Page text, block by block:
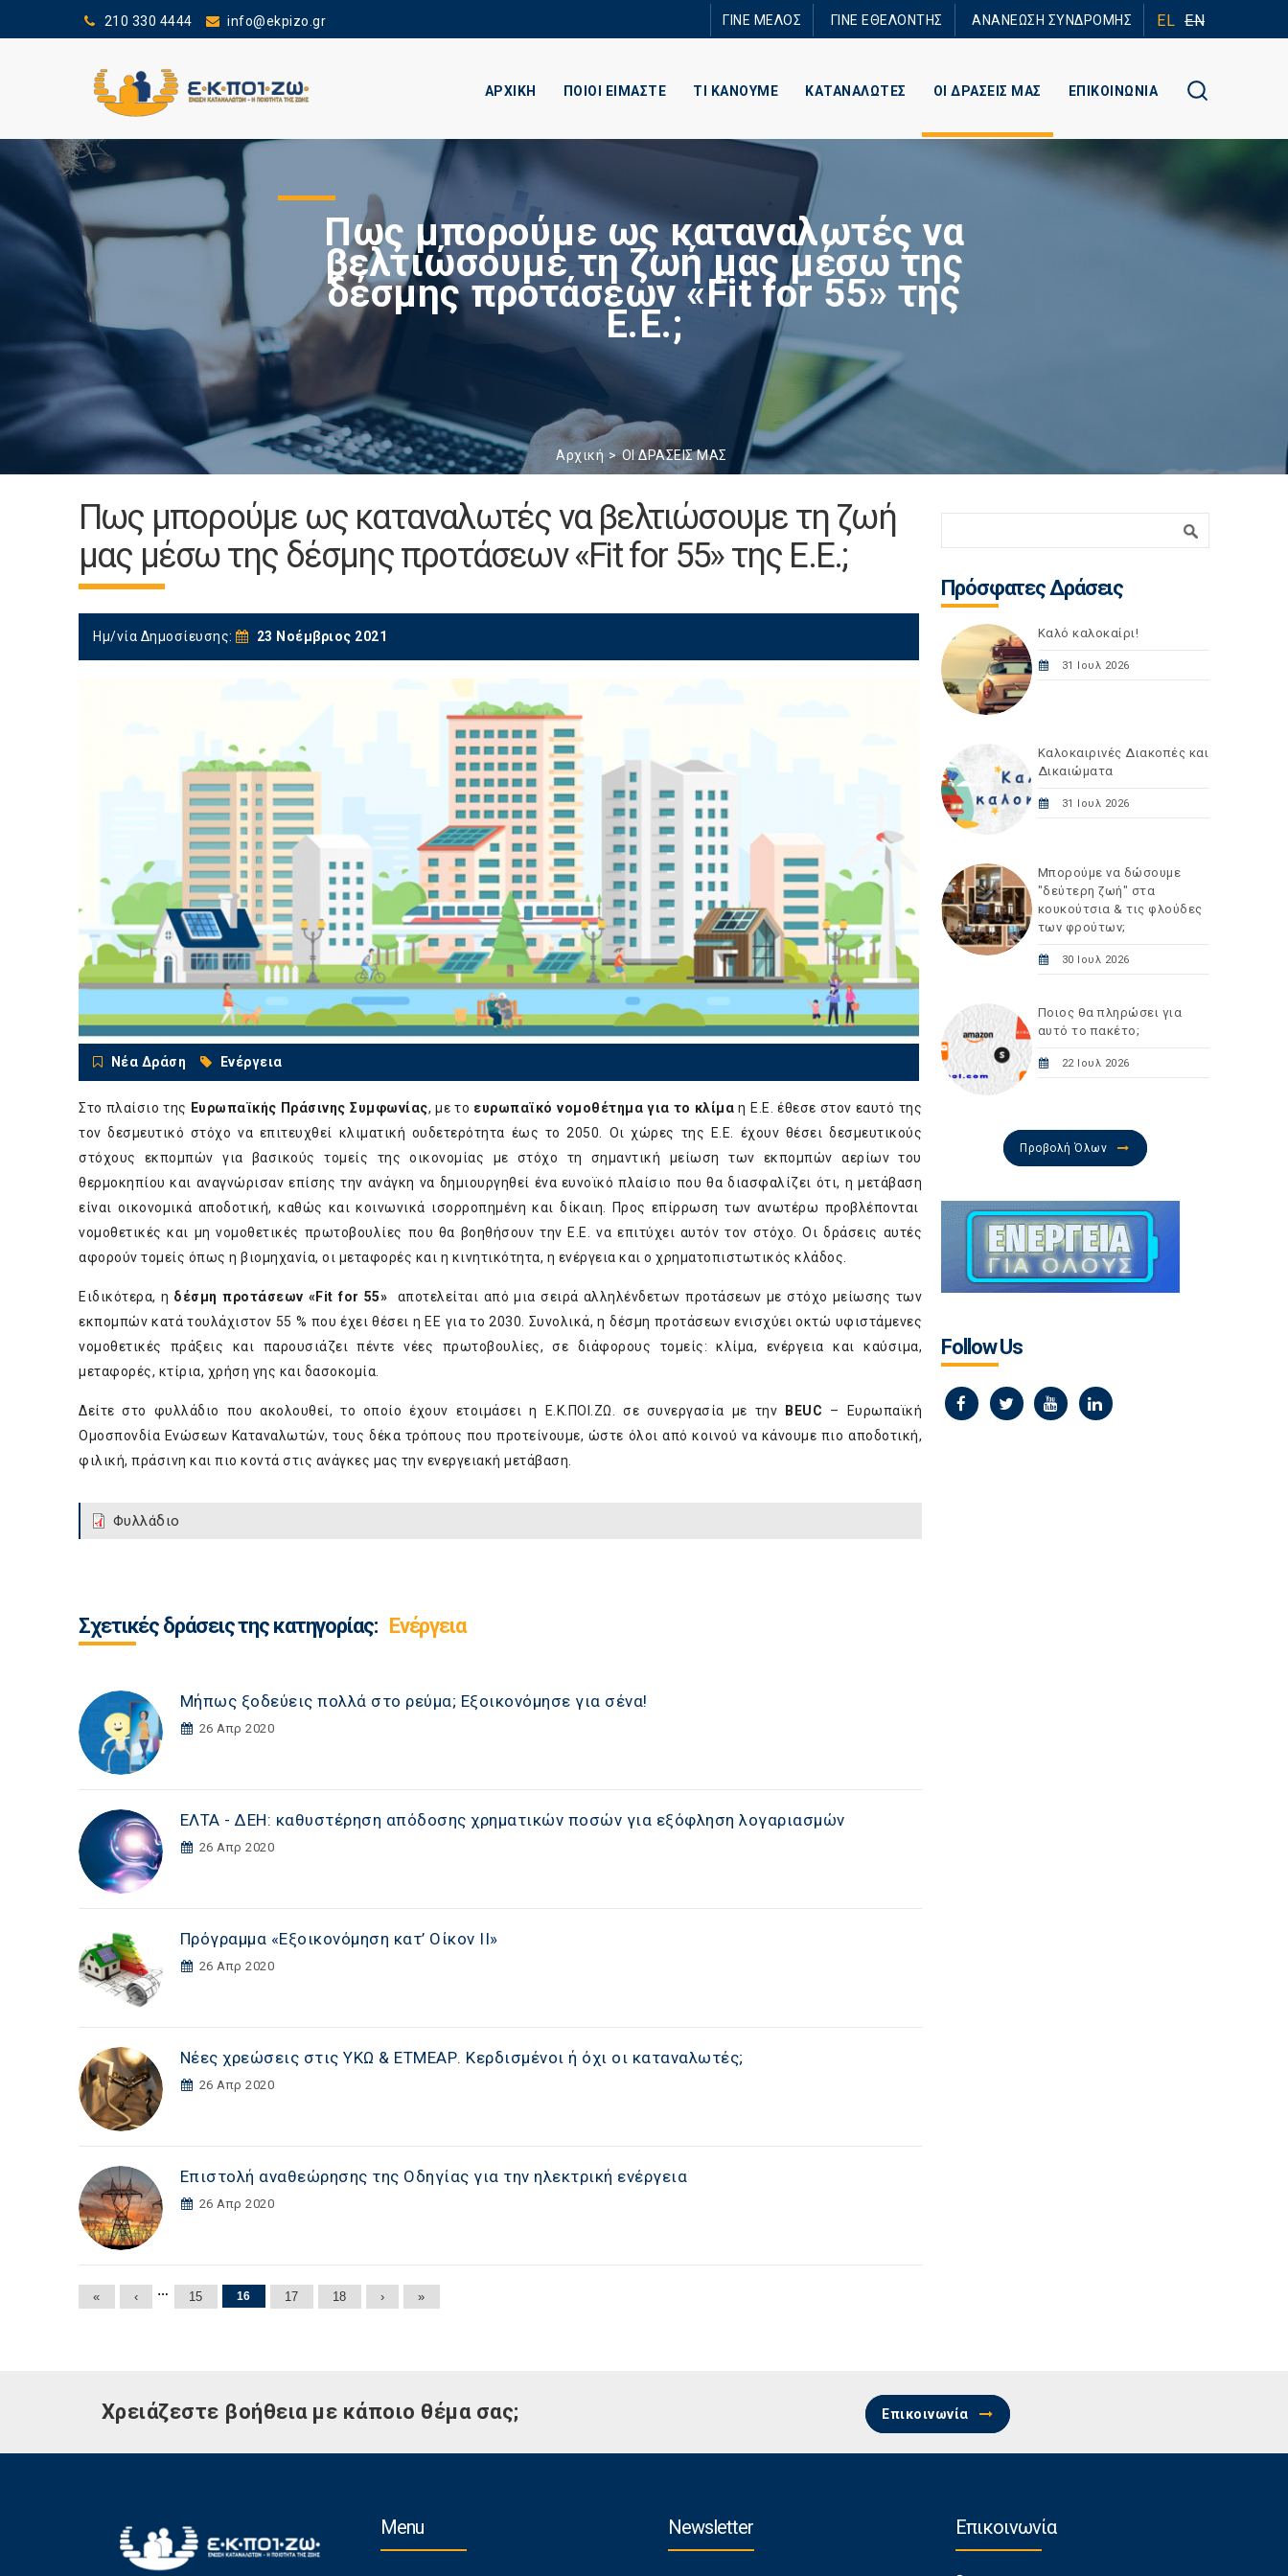
210 330 4444 info@ekpizo.gr ΓΙΝΕ ΜΕΛΟΣ ΓΙΝΕ ΕΘΕΛΟΝΤΗΣ ΑΝΑΝΕΩΣΗ ΣΥΝΔΡΟΜΗΣ EL EN
ΑΡΧΙΚΗ ΠΟΙΟΙ ΕΙΜΑΣΤΕ ΤΙ ΚΑΝΟΥΜΕ ΚΑΤΑΝΑΛΩΤΕΣ ΟΙ ΔΡΑΣΕΙΣ ΜΑΣ ΕΠΙΚΟΙΝΩΝΙΑ
Πως μπορούμε ως καταναλωτές να
βελτιώσουμε τη ζωή μας μέσω της
δέσμης προτάσεων «Fit for 55» της
Ε.Ε.;
Αρχική ΟΙ ΔΡΑΣΕΙΣ ΜΑΣ
Πως μπορούμε ως καταναλωτές να βελτιώσουμε τη ζωή
μας μέσω της δέσμης προτάσεων «Fit for 55» της Ε.Ε.;
Ημ/νία Δημοσίευσης: 23 Νοέμβριος 2021
Νέα Δράση Ενέργεια
Στο πλαίσιο της Ευρωπαϊκής Πράσινης Συμφωνίας, με το ευρωπαϊκό νομοθέτημα για το κλίμα η Ε.Ε. έθεσε στον εαυτό της
τον δεσμευτικό στόχο να επιτευχθεί κλιματική ουδετερότητα έως το 2050. Οι χώρες της Ε.Ε. έχουν θέσει δεσμευτικούς
στόχους εκπομπών για βασικούς τομείς της οικονομίας με στόχο τη σημαντική μείωση των εκπομπών αερίων του
θερμοκηπίου και αναγνώρισαν επίσης την ανάγκη να δημιουργηθεί ένα ευνοϊκό πλαίσιο που θα διασφαλίζει ότι, η μετάβαση
είναι οικονομικά αποδοτική, καθώς και κοινωνικά ισορροπημένη και δίκαιη. Προς επίρρωση των ανωτέρω προβλέπονται
νομοθετικές και μη νομοθετικές πρωτοβουλίες που θα βοηθήσουν την Ε.Ε. να επιτύχει αυτόν τον στόχο. Οι δράσεις αυτές
αφορούν τομείς όπως η βιομηχανία, οι μεταφορές και η κινητικότητα, η ενέργεια και ο χρηματοπιστωτικός κλάδος.
Ειδικότερα, η δέσμη προτάσεων «Fit for 55» αποτελείται από μια σειρά αλληλένδετων προτάσεων με στόχο μείωσης των
εκπομπών κατά τουλάχιστον 55 % που έχει θέσει η ΕΕ για το 2030. Συνολικά, η δέσμη προτάσεων ενισχύει οκτώ υφιστάμενες
νομοθετικές πράξεις και παρουσιάζει πέντε νέες πρωτοβουλίες, σε διάφορους τομείς: κλίμα, ενέργεια και καύσιμα,
μεταφορές, κτίρια, χρήση γης και δασοκομία.
Δείτε στο φυλλάδιο που ακολουθεί, το οποίο έχουν ετοιμάσει η Ε.Κ.ΠΟΙ.ΖΩ. σε συνεργασία με την BEUC
– Ευρωπαϊκή
Ομοσπονδία Ενώσεων Καταναλωτών, τους δέκα τρόπους που προτείνουμε, ώστε όλοι από κοινού να κάνουμε πιο αποδοτική,
φιλική, πράσινη και πιο κοντά στις ανάγκες μας την ενεργειακή μετάβαση.
Φυλλάδιο
Σχετικές δράσεις της κατηγορίας: Ενέργεια
Μήπως ξοδεύεις πολλά στο ρεύμα; Εξοικονόμησε για σένα!
26 Απρ 2020
ΕΛΤΑ - ΔΕΗ: καθυστέρηση απόδοσης χρηματικών ποσών για εξόφληση λογαριασμών
26 Απρ 2020
Πρόγραμμα «Εξοικονόμηση κατ’ Οίκον ΙΙ»
26 Απρ 2020
Νέες χρεώσεις στις ΥΚΩ & ΕΤΜΕΑΡ. Κερδισμένοι ή όχι οι καταναλωτές;
26 Απρ 2020
Επιστολή αναθεώρησης της Οδηγίας για την ηλεκτρική ενέργεια
26 Απρ 2020
Σελίδες
« ‹ … 15 16 17 18 › »
Πρόσφατες Δράσεις
Καλό καλοκαίρι!
31 Ιουλ 2026
Καλοκαιρινές Διακοπές και
Δικαιώματα
31 Ιουλ 2026
Μπορούμε να δώσουμε
"δεύτερη ζωή" στα
κουκούτσια & τις φλούδες
των φρούτων;
30 Ιουλ 2026
Ποιος θα πληρώσει για
αυτό το πακέτο;
22 Ιουλ 2026
Προβολή Όλων
Follow Us
Χρειάζεστε βοήθεια με κάποιο θέμα σας; Επικοινωνία
Menu Newsletter Επικοινωνία